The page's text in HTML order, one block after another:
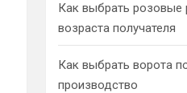
Как выбрать розовые
возраста получателя
Как выбрать ворота
производство